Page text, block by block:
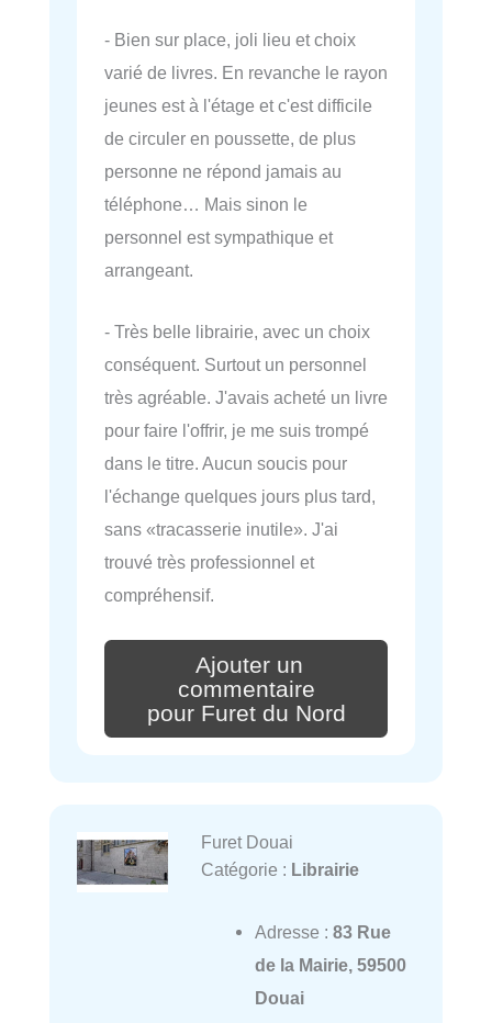
- Bien sur place, joli lieu et choix
varié de livres. En revanche le rayon
jeunes est à l'étage et c'est difficile
de circuler en poussette, de plus
personne ne répond jamais au
téléphone… Mais sinon le
personnel est sympathique et
arrangeant.
- Très belle librairie, avec un choix
conséquent. Surtout un personnel
très agréable. J'avais acheté un livre
pour faire l'offrir, je me suis trompé
dans le titre. Aucun soucis pour
l'échange quelques jours plus tard,
sans «tracasserie inutile». J'ai
trouvé très professionnel et
compréhensif.
Ajouter un
commentaire
pour Furet du Nord
Furet Douai
Catégorie : Librairie
Adresse : 83 Rue
de la Mairie, 59500
Douai